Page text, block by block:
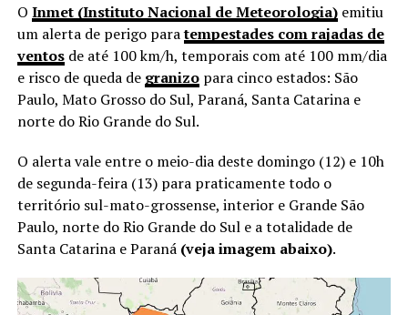
O Inmet (Instituto Nacional de Meteorologia)emitiu
um alerta de perigo paratempestades com rajadas de
ventosde até 100 km/h, temporais com até 100 mm/dia
e risco de queda de granizopara cinco estados: São
Paulo, Mato Grosso do Sul, Paraná, Santa Catarina e
norte do Rio Grande do Sul.
O alerta vale entre o meio-dia deste domingo (12) e 10h
de segunda-feira (13) para praticamente todo o
território sul-mato-grossense, interior e Grande São
Paulo, norte do Rio Grande do Sul e a totalidade de
Santa Catarina e Paraná (veja imagem abaixo).